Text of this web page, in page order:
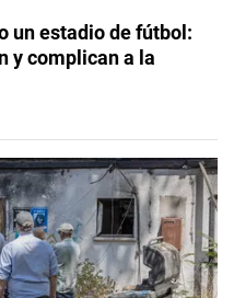
un estadio de fútbol:
y complican a la